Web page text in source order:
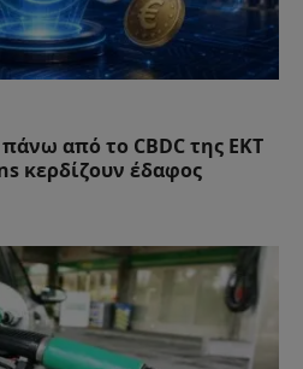
από το CBDC της ΕΚΤ
κερδίζουν έδαφος